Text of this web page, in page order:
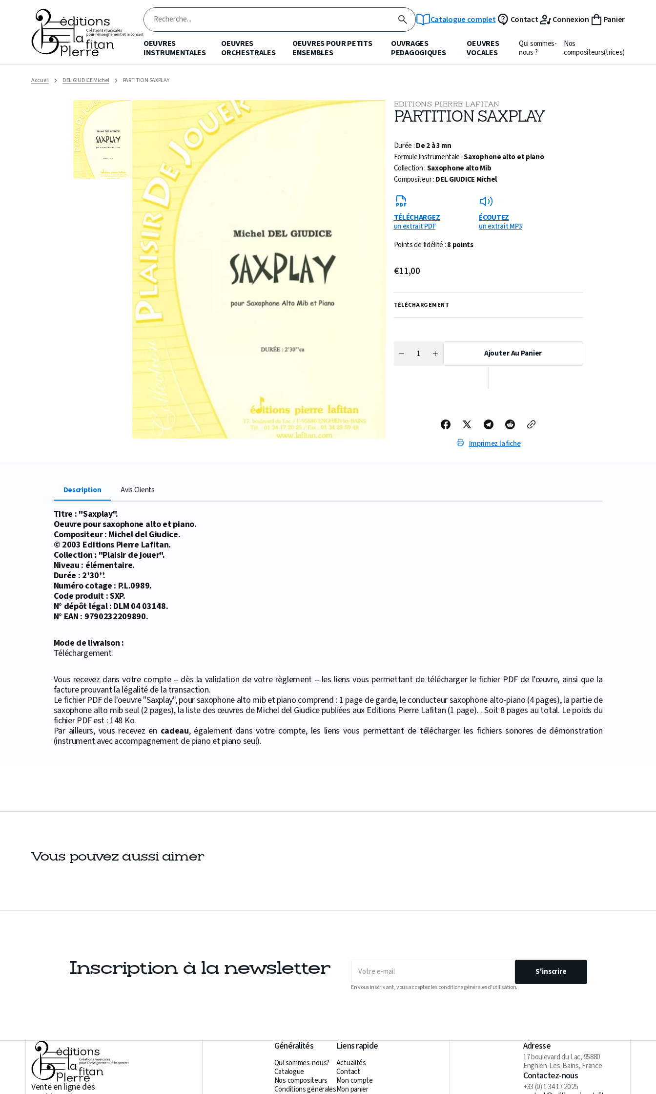
Recherche Catalogue complet Contact Connexion Panier
OEUVRES
INSTRUMENTALES
OEUVRES
ORCHESTRALES
OEUVRES POUR PETITS
ENSEMBLES
OUVRAGES
PEDAGOGIQUES
OEUVRES
VOCALES
Qui sommes-
nous ?
Nos
compositeurs(trices)
Accueil DEL GIUDICE Michel PARTITION SAXPLAY
Ouvrir
1
multimédia
dans
galerie
EDITIONS PIERRE LAFITAN
PARTITION SAXPLAY
Durée :De 2 à 3 mn
Formule instrumentale :Saxophone alto et piano
Collection :Saxophone alto Mib
Compositeur :DEL GIUDICE Michel
TÉLÉCHARGEZ
un extrait PDF
ÉCOUTEZ
un extrait MP3
Points de fidélité :8 points
Prix
€11,00
TÉLÉCHARGEMENT
Réduire
Quantité
Augmenter
Ajouter Au Panier
Imprimez la fiche
Description Avis Clients
Titre : "Saxplay".
Oeuvre pour saxophone alto et piano.
Compositeur : Michel del Giudice.
© 2003 Editions Pierre Lafitan.
Collection : "Plaisir de jouer".
Niveau : élémentaire.
Durée : 2’30’’.
Numéro cotage : P.L.0989.
Code produit : SXP.
N° dépôt légal : DLM 04 03148.
N° EAN : 9790232209890.
Mode de livraison :
Téléchargement.
Vous recevez dans votre compte – dès la validation de votre règlement – les liens vous permettant de télécharger le fichier PDF de l’œuvre, ainsi que la
facture prouvant la légalité de la transaction.
Le fichier PDF de l'oeuvre "Saxplay", pour saxophone alto mib et piano comprend : 1 page de garde, le conducteur saxophone alto-piano (4 pages), la partie de
saxophone alto mib seul (2 pages), la liste des œuvres de Michel del Giudice publiées aux Editions Pierre Lafitan (1 page). . Soit 8 pages au total. Le poids du
fichier PDF est : 148 Ko.
Par ailleurs, vous recevez en cadeau, également dans votre compte, les liens vous permettant de télécharger les fichiers sonores de démonstration
(instrument avec accompagnement de piano et piano seul).
Vous pouvez aussi aimer
Inscription à la newsletter
Votre
mail
S'inscrire
En vous inscrivant, vous acceptez les conditions générales d'utilisation.
Vente en ligne des
Généralités
Qui sommes-nous?
Catalogue
Nos compositeurs
Conditions générales
Liens rapide
Actualités
Contact
Mon compte
Mon panier
Adresse
17 boulevard du Lac, 95880
Enghien-Les-Bains, France
Contactez-nous
+33 (0) 1 34 17 20 25